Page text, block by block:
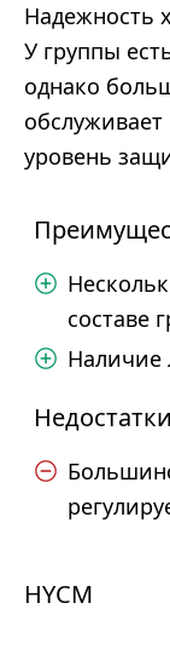
Надежность
У группы
однако
обслуживает
уровень
составе
Наличие
Недостатки
HYCM